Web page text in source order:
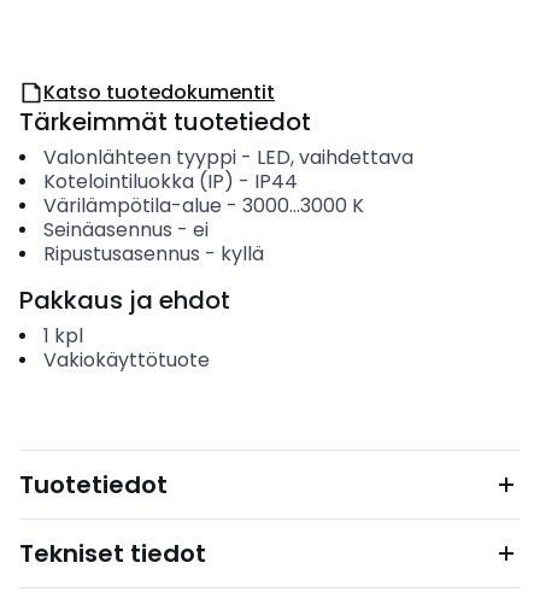
Katso tuotedokumentit
Tärkeimmät tuotetiedot
Valonlähteen tyyppi- LED, vaihdettava
Kotelointiluokka (IP) - IP44
Värilämpötila-alue - 3000...3000 K
Seinäasennus - ei
Ripustusasennus - kyllä
Pakkaus ja ehdot
1 kpl
Vakiokäyttötuote
Tuotetiedot
Tekniset tiedot